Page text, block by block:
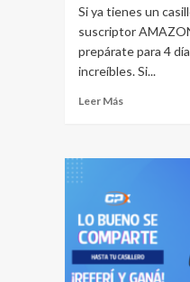
Si ya tienes un
suscriptor
prepárate para 4
increíbles. Si...
Leer Más